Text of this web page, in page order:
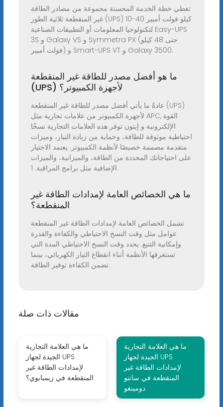
تغطي خطة الخدمة المحسنة مجموعة من مصادر الطاقة
غير المنقطعة ثلاثية الطور (UPS) 10-40 كيلو فولت أمبير
لتكنولوجيا المعلومات أو التطبيقات الصناعية Easy-UPS
3S و Galaxy VS و Symmetra PX (حتى 48 كيلو
فولت أمبير) و Smart-UPS VT و Galaxy 3500.
ما هو أفضل مصدر للطاقة غير المنقطعة
(UPS) لأجهزة الكمبيوتر؟
عادةً ما يأتي أفضل مصدر للطاقة غير المنقطعة (UPS)
لأجهزة الكمبيوتر من علامات تجارية مثل APC, القوة
الإلكترونية و إيتون توفر هذه العلامات التجارية نسخًا
احتياطية موثوقة للطاقة، وحماية من زيادة التيار، وميزات
متقدمة مصممة خصيصًا لأنظمة الكمبيوتر. يعتمد الاختيار
على احتياجاتك المحددة من الطاقة، والميزانية، والميزات
الإضافية مثل برامج المراقبة. 1.
ما هي الخصائص العامة لإمدادات الطاقة غير
المنقطعة؟
تشمل الخصائص العامة لإمدادات الطاقة غير المنقطعة
عوامل مثل وقت النسخ الاحتياطي والكفاءة والقدرة
وإمكانية التتبع. يحدد وقت النسخ الاحتياطي المدة التي
تستغرقها الأنظمة أثناء انقطاع التيار الكهربائي، بينما
تضمن الكفاءة توفير الطاقة.
مقالات ذات صلة
ما هي العلامة التجارية
الجيدة لجهاز UPS
لإمدادات الطاقة غير
المنقطعة في زيمبابوي؟
ما هي العلامة التجارية
الجيدة لجهاز UPS
لإمدادات الطاقة غير
المنقطعة في سانتو
دومينغو